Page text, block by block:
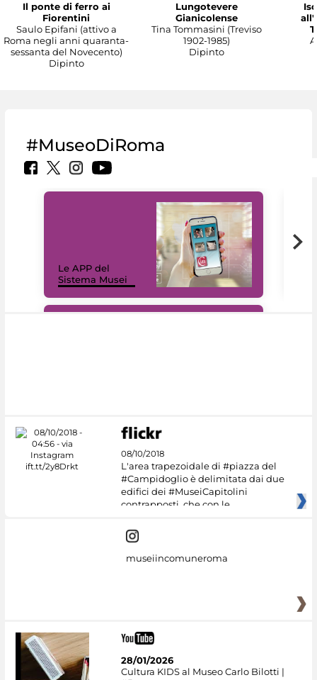
Il ponte di ferro ai
Fiorentini
Saulo Epifani (attivo a
Roma negli anni quaranta-
sessanta del Novecento)
Dipinto
Lungotevere
Gianicolense
Tina Tommasini (Treviso
1902-1985)
Dipinto
#MuseoDiRoma
Le APP del
Sistema Musei
08/10/2018
L'area trapezoidale di #piazza del
#Campidoglio è delimitata dai due
edifici dei #MuseiCapitolini
contrapposti, che con le
museiincomuneroma
28/01/2026
Cultura KIDS al Museo Carlo Bilotti |